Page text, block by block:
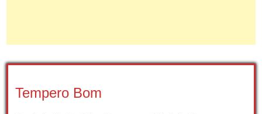
Tempero Bom